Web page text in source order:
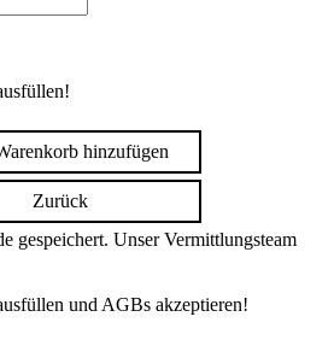
hinzufügen
Zurück
gespeichert. Unser Vermittlungsteam
und AGBs akzeptieren!